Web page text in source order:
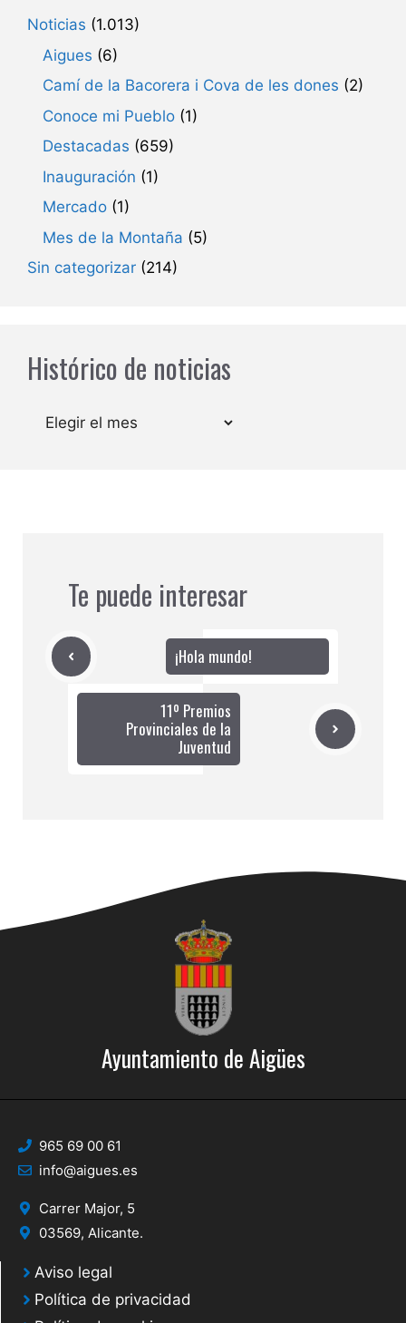
Noticias (1.013)
Aigues (6)
Camí de la Bacorera i Cova de les dones (2)
Conoce mi Pueblo (1)
Destacadas (659)
Inauguración (1)
Mercado (1)
Mes de la Montaña (5)
Sin categorizar (214)
Histórico de noticias
Archivos
Te puede interesar
¡Hola mundo!
11º Premios
Provinciales de la
Juventud
Ayuntamiento de Aigües
965 69 00 61
info@aigues.es
Carrer Major, 5
03569, Alicante.
Aviso legal
Política de privacidad